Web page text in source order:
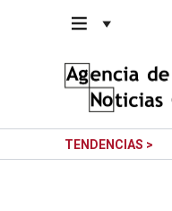
contenido
TENDENCIAS >